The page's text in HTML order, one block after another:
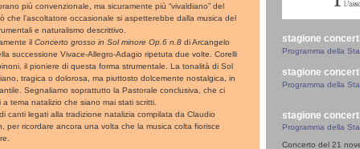
più convenzionale, ma sicuramente più “vivaldiano” del
che l’ascoltatore occasionale si aspetterebbe dalla musica del
e naturalismo descrittivo.
il Concerto grosso in Sol minore Op.6 n.8 di Arcangelo
successione Vivace-Allegro-Adagio ripetuta due volte. Corelli
il pioniere di questa forma strumentale. La tonalità di Sol
tragica o dolorosa, ma piuttosto dolcemente nostalgica, in
Segnaliamo soprattutto la Pastorale conclusiva, che ci
tema natalizio che siano mai stati scritti.
canti legati alla tradizione natalizia compilata da Claudio
per ricordare ancora una volta che la musica colta fiorisce
stagione
Programma della
stagione
Programma della
stagione
Programma della
Concerto del 21